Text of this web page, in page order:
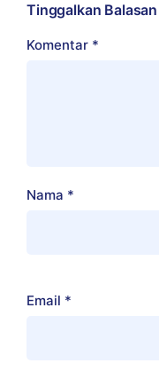
Tinggalkan Balasan
Komentar *
Nama *
Email *